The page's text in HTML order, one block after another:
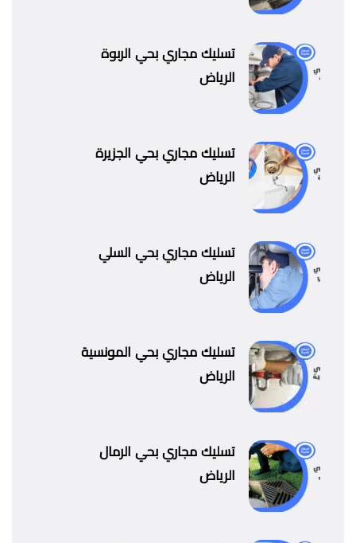
تسليك مجاري بحي الربوة
الرياض
تسليك مجاري بحي الجزيرة
الرياض
تسليك مجاري بحي السلي
الرياض
تسليك مجاري بحي المونسية
الرياض
تسليك مجاري بحي الرمال
الرياض